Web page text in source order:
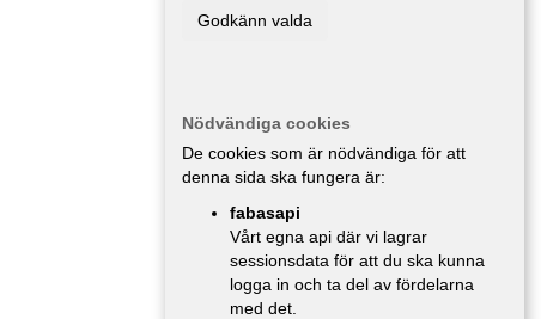
Godkänn valda
Nödvändiga cookies
De cookies som är nödvändiga för att
denna sida ska fungera är:
fabasapi
Vårt egna api där vi lagrar
sessionsdata för att du ska kunna
logga in och ta del av fördelarna
med det.